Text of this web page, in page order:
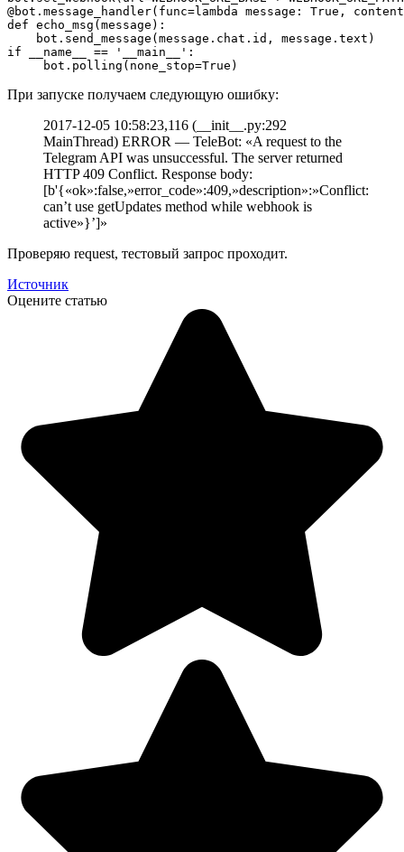
@bot.message_handler(func=lambda message: True,
def echo_msg (message) :
if __name__ == '__main__' :
     bot.polling(none_stop=
True )
При запуске получаем следующую ошибку:
2017-12-05 10:58:23,116 (__init__.py:292
MainThread) ERROR — TeleBot: «A request to the
Telegram API was unsuccessful. The server returned
HTTP 409 Conflict. Response body:
[b'{«ok»:false,»error_code»:409,»description»:»Conflict:
can’t use getUpdates method while webhook is
active»}’]»
Проверяю request, тестовый запрос проходит.
Источник
Оцените статью